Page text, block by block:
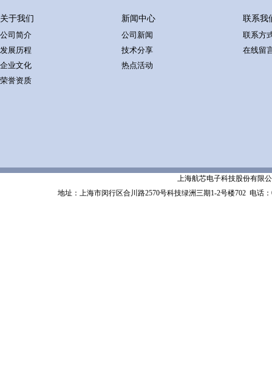
关于我们
公司简介
发展历程
企业文化
荣誉资质
新闻中心
公司新闻
技术分享
热点活动
联系我
联系方
在线留
上海航芯电子科技股份有限公
地址：上海市闵行区合川路2570号科技绿洲三期1-2号楼702 电话